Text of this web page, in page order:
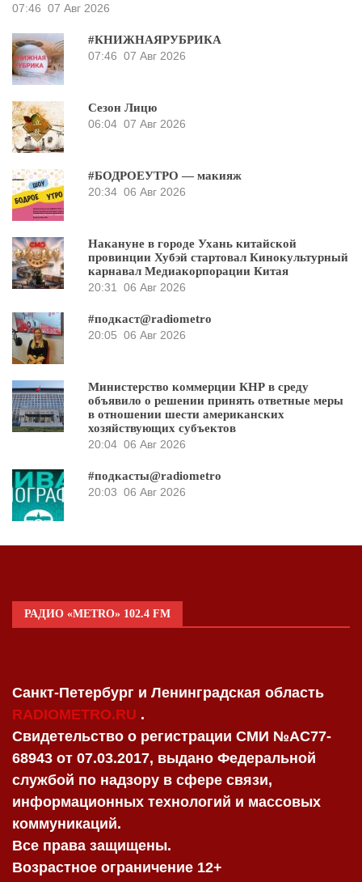
07:46 07 Авг 2026
#КНИЖНАЯРУБРИКА
07:46 07 Авг 2026
Сезон Лицю
06:04 07 Авг 2026
#БОДРОЕУТРО — макияж
20:34 06 Авг 2026
Накануне в городе Ухань китайской
провинции Хубэй стартовал Кинокультурный
карнавал Медиакорпорации Китая
20:31 06 Авг 2026
#подкаст@radiometro
20:05 06 Авг 2026
Министерство коммерции КНР в среду
объявило о решении принять ответные меры
в отношении шести американских
хозяйствующих субъектов
20:04 06 Авг 2026
#подкасты@radiometro
20:03 06 Авг 2026
РАДИО «METRO» 102.4 FM
Санкт-Петербург и Ленинградская область
RADIOMETRO.RU .
Свидетельство о регистрации СМИ №AC77-
68943 от 07.03.2017, выдано Федеральной
службой по надзору в сфере связи,
информационных технологий и массовых
коммуникаций.
Все права защищены.
Возрастное ограничение 12+